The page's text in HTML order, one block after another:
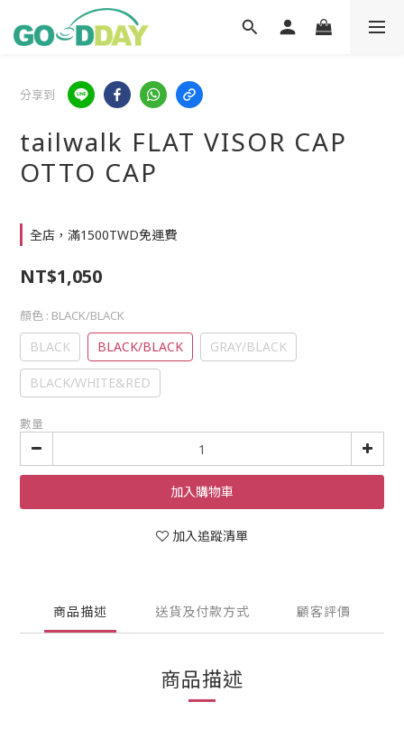
分享到
tailwalk FLAT VISOR CAP
OTTO CAP
全店，滿1500TWD免運費
NT$1,050
顏色 : BLACK/BLACK
BLACK BLACK/BLACK GRAY/BLACK
BLACK/WHITE&RED
數量
加入購物車
加入追蹤清單
商品描述 送貨及付款方式 顧客評價
商品描述